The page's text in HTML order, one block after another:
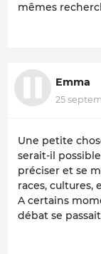
mêmes
Emma
25
Une petite
serait-il
préciser et se
races, cultures,
A certains
débat se